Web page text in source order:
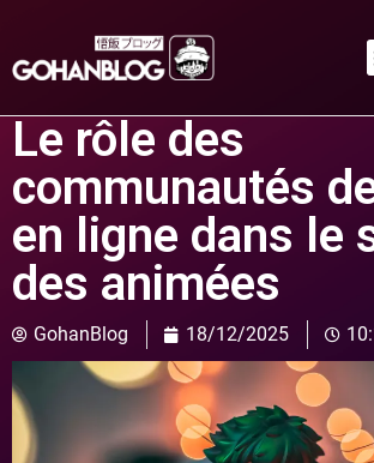
Le rôle des
communautés
en ligne dans le
des animées
GohanBlog 18/12/2025